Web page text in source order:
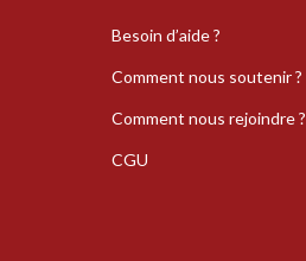
Besoin d’aide ?
Comment nous soutenir ?
Comment nous rejoindre ?
CGU